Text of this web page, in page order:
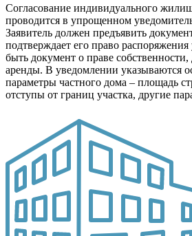
Согласование индивидуального
проводится в упрощенном
Заявитель должен предъявить
подтверждает его право
быть документ о праве
аренды. В уведомлении указываются
параметры частного дома – площадь
отступы от границ участка, другие